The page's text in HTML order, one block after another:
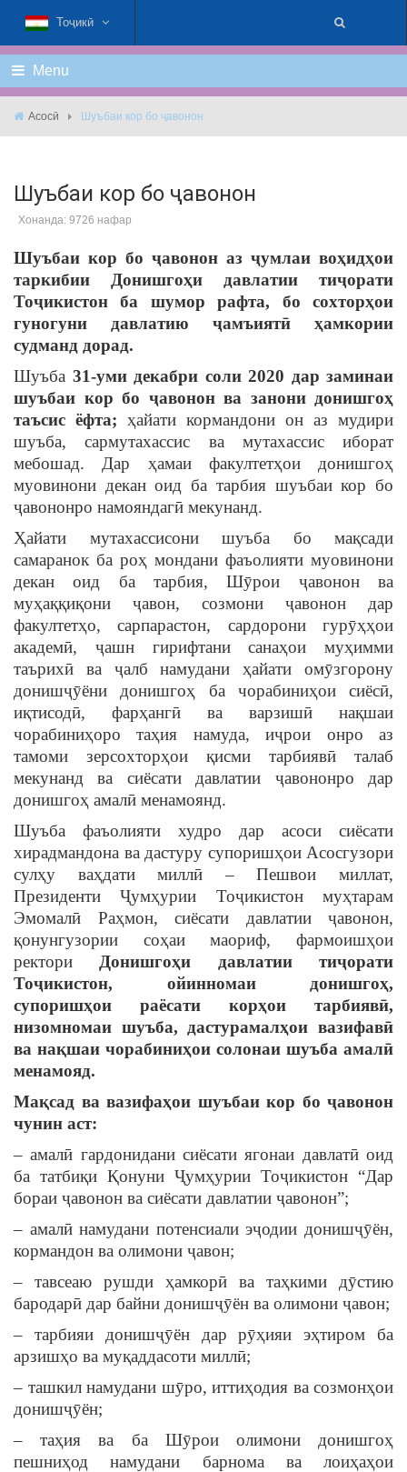
Тоҷикӣ
Menu
Асосӣ Шуъбаи кор бо ҷавонон
Шуъбаи кор бо ҷавонон
Хонанда: 9726 нафар
Шуъбаи кор бо ҷавонон аз ҷумлаи воҳидҳои
таркибии
Донишгоҳи давлатии
тиҷорати
Тоҷикистон
ба шумор рафта, бо
сохторҳои
гуногуни
давлатию ҷамъиятӣ
ҳамкории
судманд дорад.
Шуъба 31-уми декабри соли2020 дар заминаи
шуъбаи кор бо ҷавонон ва занони донишгоҳ
таъсис ёфта; ҳайати кормандони он аз мудири
шуъба, сармутахассис ва мутахассис иборат
мебошад. Дар ҳамаи факултетҳои донишгоҳ
муовинони декан оид ба тарбия шуъбаи кор бо
ҷавононро намояндагӣ мекунанд.
Ҳайати мутахассисони шуъба бо мақсади
самаранок ба роҳ мондани фаъолияти муовинони
декан оид ба тарбия, Шӯрои ҷавонон ва
муҳаққиқони ҷавон, созмони ҷавонон дар
факултетҳо, сарпарастон, сардорони гурӯҳҳои
академӣ, ҷашн гирифтани санаҳои муҳимми
таърихӣ ва ҷалб намудани ҳайати омӯзгорону
донишҷӯёни донишгоҳ ба чорабиниҳои сиёсӣ,
иқтисодӣ, фарҳангӣ ва варзишӣ нақшаи
чорабиниҳоро таҳия намуда, иҷрои онро аз
тамоми зерсохторҳои қисми тарбиявӣ талаб
мекунанд ва сиёсати давлатии ҷавононро дар
донишгоҳ амалӣ менамоянд.
Шуъба фаъолияти худро дар асоси сиёсати
хирадмандона ва дастуру супоришҳои Асосгузори
сулҳу ваҳдати миллӣ – Пешвои миллат,
Президенти Ҷумҳурии Тоҷикистон муҳтарам
Эмомалӣ Раҳмон, сиёсати давлатии ҷавонон,
қонунгузории соҳаи маориф, фармоишҳои
ректори Донишгоҳи давлатии
тиҷорати
Тоҷикистон, ойинномаи донишгоҳ,
супоришҳои
раёсати корҳои тарбиявӣ,
низомномаи шуъба, дастурамалҳои вазифавӣ
ва нақшаи чорабиниҳои солонаи шуъба амалӣ
менамояд.
Мақсад ва вазифаҳои шуъбаи кор бо ҷавонон
чунин аст:
– амалӣ гардонидани сиёсати ягонаи давлатӣ оид
ба татбиқи Қонуни Ҷумҳурии Тоҷикистон “Дар
бораи ҷавонон ва сиёсати давлатии ҷавонон”;
– амалӣ намудани потенсиали эҷодии донишҷӯён,
кормандон ва олимони ҷавон;
– тавсеаю рушди ҳамкорӣ ва таҳкими дӯстию
бародарӣ дар байни донишҷӯён ва олимони ҷавон;
– тарбияи донишҷӯён дар рӯҳияи эҳтиром ба
арзишҳо ва муқаддасоти миллӣ;
– ташкил намудани шӯро, иттиҳодия ва созмонҳои
донишҷӯён;
– таҳия ва ба Шӯрои олимони донишгоҳ
пешниҳод намудани барнома ва лоиҳаҳои